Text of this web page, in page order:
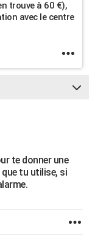
trouve à 60 €),
avec le centre
te donner une
que tu utilise, si